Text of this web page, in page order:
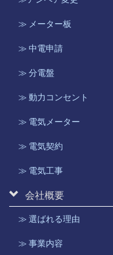
≫ メーター板
≫ 中電申請
≫ 分電盤
≫ 動力コンセント
≫ 電気メーター
≫ 電気契約
≫ 電気工事
会社概要
≫ 選ばれる理由
≫ 事業内容